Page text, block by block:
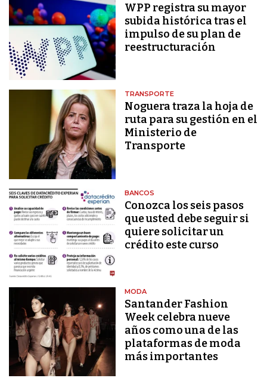
WPP registra su mayor
subida histórica tras el
impulso de su plan de
reestructuración
TRANSPORTE
Noguera traza la hoja de
ruta para su gestión en el
Ministerio de
Transporte
BANCOS
Conozca los seis pasos
que usted debe seguir si
quiere solicitar un
crédito este curso
MODA
Santander Fashion
Week celebra nueve
años como una de las
plataformas de moda
más importantes